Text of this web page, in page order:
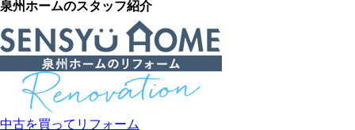
泉州ホームのスタッフ紹介
中古を買ってリフォーム